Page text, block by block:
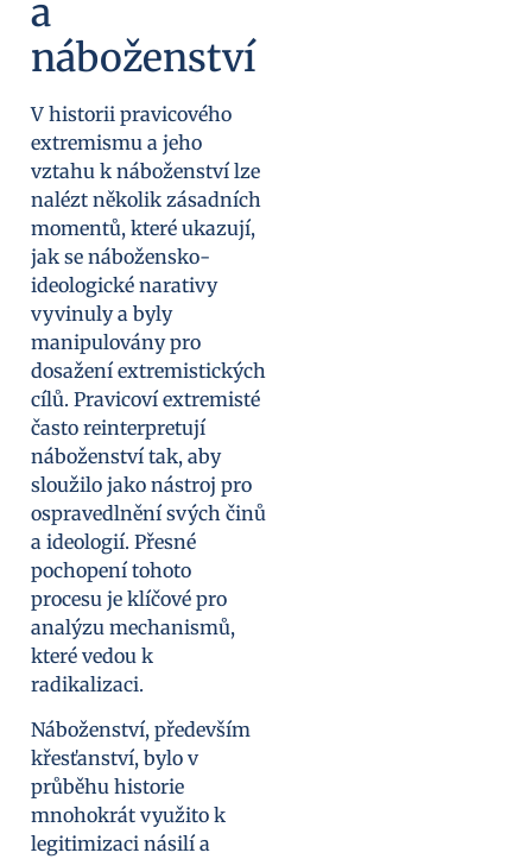
a
náboženství
V historii pravicového
extremismu a jeho
vztahu k náboženství lze
nalézt několik zásadních
momentů, které ukazují,
jak se nábožensko-
ideologické narativy
vyvinuly a byly
manipulovány pro
dosažení extremistických
cílů. Pravicoví extremisté
často reinterpretují
náboženství tak, aby
sloužilo jako nástroj pro
ospravedlnění svých činů
a ideologií. Přesné
pochopení tohoto
procesu je klíčové pro
analýzu mechanismů,
které vedou k
radikalizaci.
Náboženství, především
křesťanství, bylo v
průběhu historie
mnohokrát využito k
legitimizaci násilí a